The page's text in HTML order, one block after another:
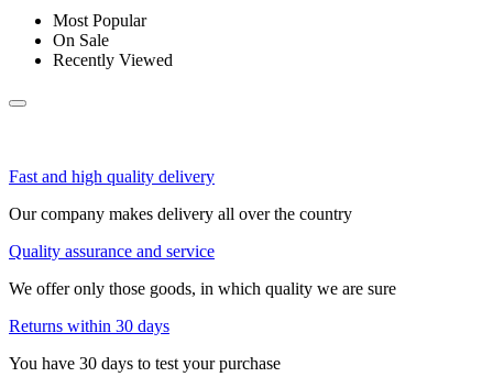
Most Popular
On Sale
Recently Viewed
Fast and high quality delivery
Our company makes delivery all over the country
Quality assurance and service
We offer only those goods, in which quality we are sure
Returns within 30 days
You have 30 days to test your purchase